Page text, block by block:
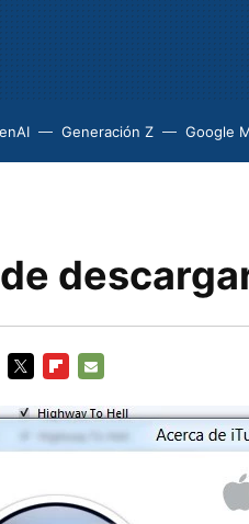
Generación Z Google
MAIL